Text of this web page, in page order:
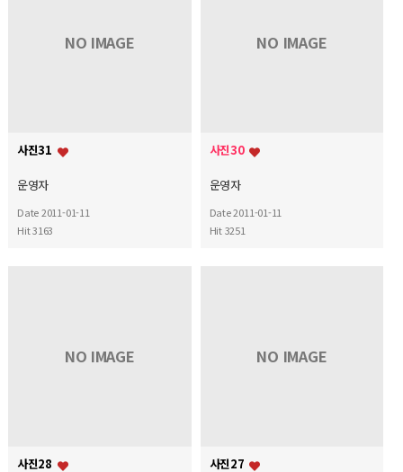
NO IMAGE
사진31
운영자
Date 2011-01-11
Hit 3163
NO IMAGE
사진30
운영자
Date 2011-01-11
Hit 3251
NO IMAGE
사진28
NO IMAGE
사진27